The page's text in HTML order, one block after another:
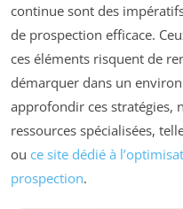
continue sont des
de prospection efficace.
ces éléments risquent de
démarquer dans un
approfondir ces stratégies,
ressources spécialisées,
ou ce site dédié à
prospection.